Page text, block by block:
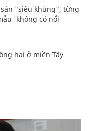
"siêu khủng", từng
'không có nổi
hai ở miền Tây